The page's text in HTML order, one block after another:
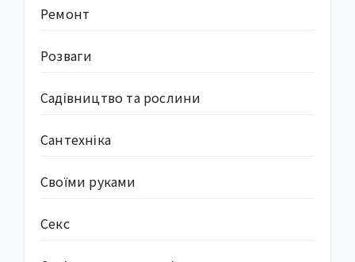
Ремонт
Розваги
Садівництво та рослини
Сантехніка
Своїми руками
Секс